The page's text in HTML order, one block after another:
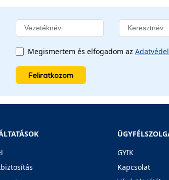
Megismertem és elfogadom az
Feliratkozom
GYIK
Kapcsolat